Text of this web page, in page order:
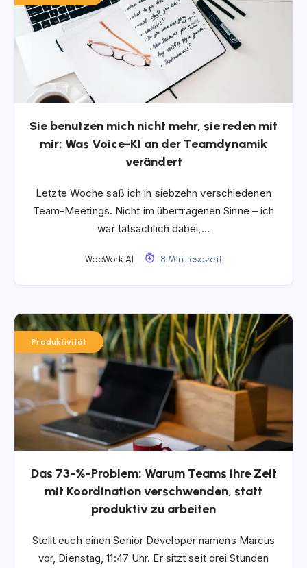
Sie benutzen mich nicht mehr, sie reden mit
mir: Was Voice-KI an der Teamdynamik
verändert
Letzte Woche saß ich in siebzehn verschiedenen
Team-Meetings. Nicht im übertragenen Sinne – ich
war tatsächlich dabei,…
WebWork AI 8 Min Lesezeit
Produktivität
Das 73-%-Problem: Warum Teams ihre Zeit
mit Koordination verschwenden, statt
produktiv zu arbeiten
Stellt euch einen Senior Developer namens Marcus
vor, Dienstag, 11:47 Uhr. Er sitzt seit drei Stunden